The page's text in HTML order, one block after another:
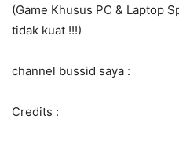
(Game Khusus PC & Laptop
tidak kuat !!!)
channel bussid saya :
Credits :